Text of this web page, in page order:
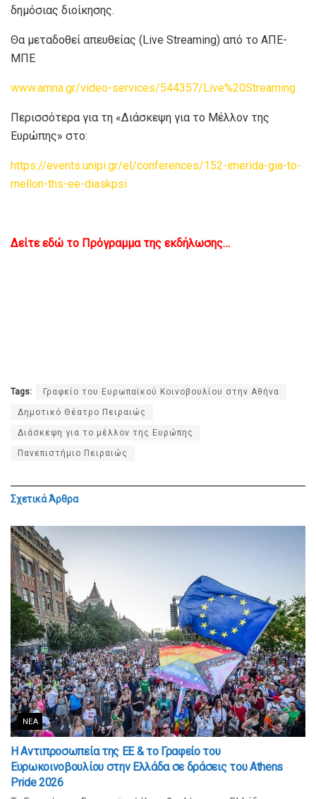
δημόσιας διοίκησης.
Θα μεταδοθεί απευθείας (Live Streaming) από το ΑΠΕ-
ΜΠΕ
www.amna.gr/video-services/544357/Live%20Streaming
Περισσότερα για τη «Διάσκεψη για το Μέλλον της
Ευρώπης» στο:
https://events.unipi.gr/el/conferences/152-imerida-gia-to-
mellon-ths-ee-diaskpsi
Δείτε εδώ το Πρόγραμμα της εκδήλωσης…
Tags: Γραφείο του Ευρωπαϊκού Κοινοβουλίου στην Αθήνα
Δημοτικό Θέατρο Πειραιώς
Διάσκεψη για το μέλλον της Ευρώπης
Πανεπιστήμιο Πειραιώς
ΣχετικάΆρθρα
ΝΈΑ
Η Αντιπροσωπεία της ΕΕ & το Γραφείο του
Ευρωκοινοβουλίου στην Ελλάδα σε δράσεις του Athens
Pride 2026